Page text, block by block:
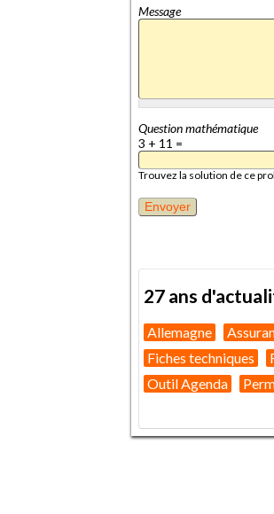
Message
Question mathématique
3 + 11 =
Trouvez la solution de ce
27 ans
Allemagne
Fiches techniques
Outil Agenda